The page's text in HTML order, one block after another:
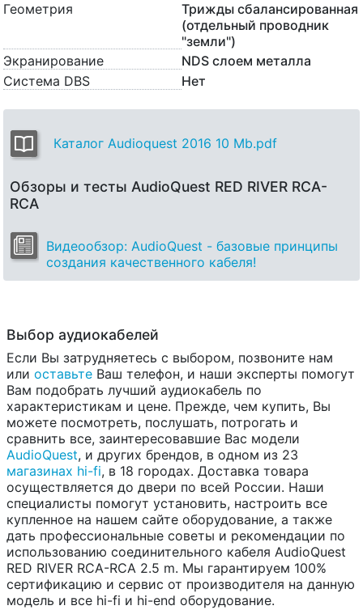
Геометрия
Трижды сбалансированная
(отдельный проводник
"земли")
Экранирование
NDS слоем металла
Система DBS
Нет
Каталог Audioquest 2016 10 Mb.pdf
Обзоры и тесты AudioQuest RED RIVER RCA-
RCA
Видеообзор: AudioQuest - базовые принципы
создания качественного кабеля!
Выбор аудиокабелей
Если Вы затрудняетесь с выбором, позвоните нам
или оставьте Ваш телефон, и наши эксперты помогут
Вам подобрать лучший аудиокабель по
характеристикам и цене. Прежде, чем купить, Вы
можете посмотреть, послушать, потрогать и
сравнить все, заинтересовавшие Вас модели
AudioQuest, и других брендов, в одном из 23
магазинах hi-fi, в 18 городах. Доставка товара
осуществляется до двери по всей России. Наши
специалисты помогут установить, настроить все
купленное на нашем сайте оборудование, а также
дать профессиональные советы и рекомендации по
использованию соединительного кабеля AudioQuest
RED RIVER RCA-RCA 2.5 m. Мы гарантируем 100%
сертификацию и сервис от производителя на данную
модель и все hi-fi и hi-end оборудование.